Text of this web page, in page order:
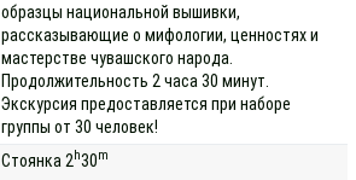
образцы национальной вышивки,
рассказывающие о мифологии, ценностях и
мастерстве чувашского народа.
Продолжительность 2 часа 30 минут.
Экскурсия предоставляется при наборе
группы от 30 человек!
Стоянка 2 h30m